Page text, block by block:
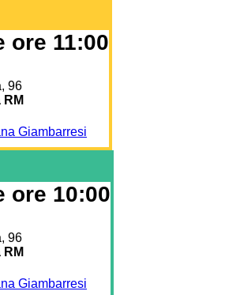
ore 11:00
96
Giambarresi
ore 10:00
96
Giambarresi